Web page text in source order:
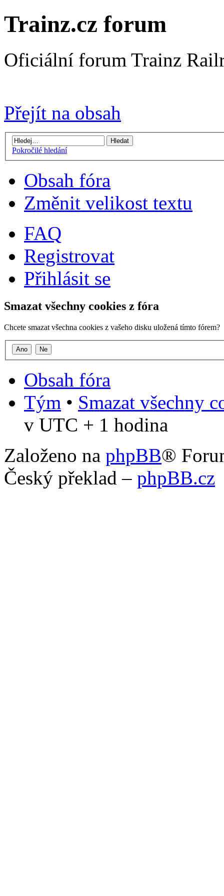
Trainz.cz forum
Oficiální forum Trainz
Přejít na obsah
Pokročilé hledání
Obsah fóra
Změnit velikost textu
FAQ
Registrovat
Přihlásit se
Smazat všechny cookies z fóra
Chcete smazat všechna cookies z vašeho disku uložená tímto fórem?
Obsah fóra
Tým • Smazat všechny
v UTC + 1 hodina
Založeno na phpBB®
Český překlad – phpBB.cz